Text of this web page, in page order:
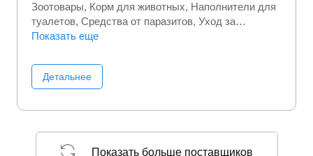
Зоотовары Корм для животных Наполнители для
туалетов Средства от паразитов Уход за
питомцем
Показать еще
Детальнее
Показать больше поставщиков